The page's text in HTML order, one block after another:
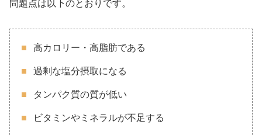
問題点は以下のとおりです。
高カロリー・高脂肪である
過剰な塩分摂取になる
タンパク質の質が低い
ビタミンやミネラルが不足する